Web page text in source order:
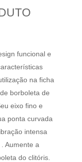
funcional e
na ficha
borboleta de
eixo fino e
ponta curvada
intensa
Aumente a
do clitóris.